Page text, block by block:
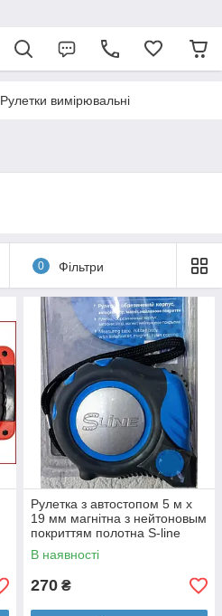
Рулетки вимірювальні
0 Фільтри
Рулетка з автостопом 5 м x
19 мм магнітна з нейтоновым
покриттям полотна S-line
В наявності
270 ₴